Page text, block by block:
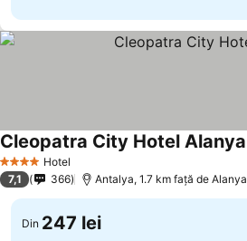
4 Stele Hotel
Cleopatra City Hotel Alanya
7,1 366 Antalya, 1.7 km faţă de Alanya
Din 247 lei